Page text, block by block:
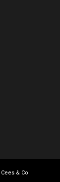
Cees & Co